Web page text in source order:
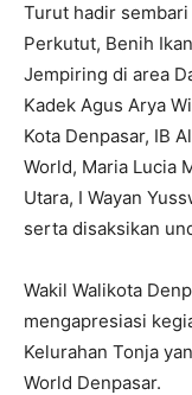
Turut hadir
Perkutut, Benih
Jempiring di area
Kadek Agus Arya
Kota Denpasar, IB
World, Maria Lucia
Utara, I Wayan
serta disaksikan
Wakil Walikota
mengapresiasi
Kelurahan Tonja
World Denpasar.